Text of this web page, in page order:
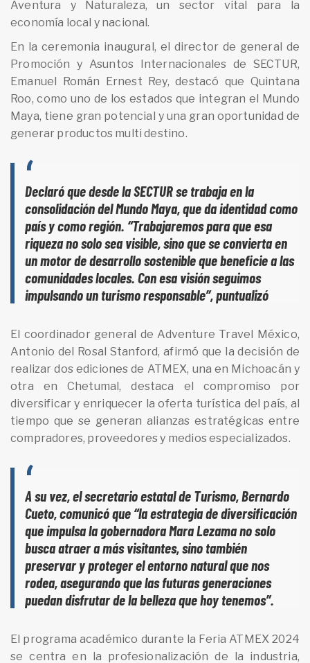
Aventura y Naturaleza, un sector vital para la
economía local y nacional.
En la ceremonia inaugural, el director de general de
Promoción y Asuntos Internacionales de SECTUR,
Emanuel Román Ernest Rey, destacó que Quintana
Roo, como uno de los estados que integran el Mundo
Maya, tiene gran potencial y una gran oportunidad de
generar productos multi destino.
Declaró que desde la SECTUR se trabaja en la
consolidación del Mundo Maya, que da identidad como
país y como región. “Trabajaremos para que esa
riqueza no solo sea visible, sino que se convierta en
un motor de desarrollo sostenible que beneficie a las
comunidades locales. Con esa visión seguimos
impulsando un turismo responsable”, puntualizó
El coordinador general de Adventure Travel México,
Antonio del Rosal Stanford, afirmó que la decisión de
realizar dos ediciones de ATMEX, una en Michoacán y
otra en Chetumal, destaca el compromiso por
diversificar y enriquecer la oferta turística del país, al
tiempo que se generan alianzas estratégicas entre
compradores, proveedores y medios especializados.
A su vez, el secretario estatal de Turismo, Bernardo
Cueto, comunicó que “la estrategia de diversificación
que impulsa la gobernadora Mara Lezama no solo
busca atraer a más visitantes, sino también
preservar y proteger el entorno natural que nos
rodea, asegurando que las futuras generaciones
puedan disfrutar de la belleza que hoy tenemos”.
El programa académico durante la Feria ATMEX 2024
se centra en la profesionalización de la industria,